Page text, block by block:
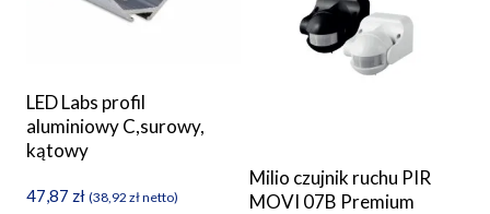
LED Labs profil
aluminiowy C,surowy,
kątowy
47,87 zł (38,92 złnetto)
Milio czujnik ruchu PIR
MOVI 07B Premium